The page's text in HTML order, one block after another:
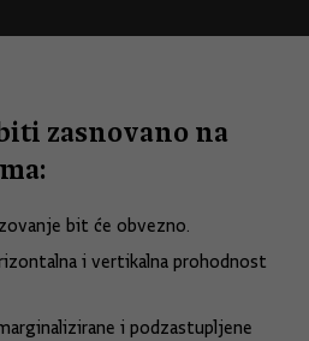
zasnovano na
bit će obvezno.
i vertikalna prohodnost
i podzastupljene